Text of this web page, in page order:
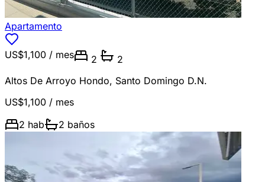
Apartamento
US$1,100 / mes 2
2
Altos De Arroyo Hondo, Santo Domingo D.N.
US$1,100 / mes
2 hab 2 baños